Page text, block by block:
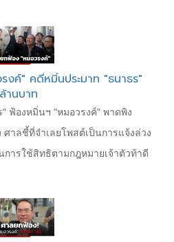
ค์" คดีหมิ่นประมาท "ธนาธร"
านบาท
ฟ้องหมิ่นฯ "หมอวรงค์" พาดพิง
าลชี้ที่จำเลยโพสต์เป็นการแจ้งล่วง
ารใช้สิทธิตามกฎหมายเจ้าตัวท้าดี